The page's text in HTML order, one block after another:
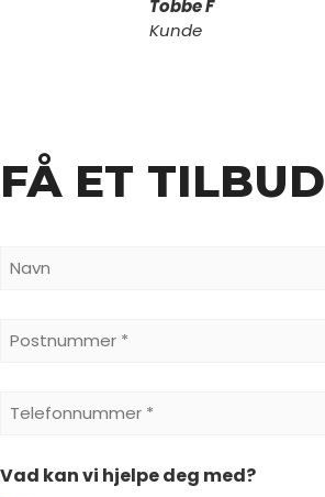
Tobbe F
Kunde
FÅ ET TILBUD
Navn
Postnummer
Telefonnummer
Vad kan vi hjelpe deg med?